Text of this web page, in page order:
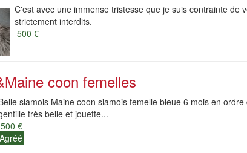
C'est avec une immense tristesse que je suis contrainte
strictement interdits.
500 €
coon femelles
siamois Maine coon siamois femelle bleue 6 mois en
très belle et jouette...
500 €
Agréé